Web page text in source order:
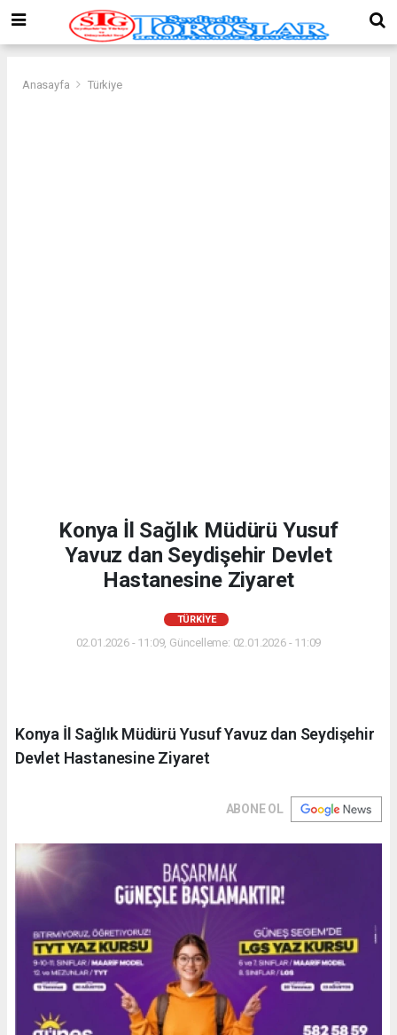
Anasayfa Türkiye
Konya İl Sağlık Müdürü Yusuf
Yavuz dan Seydişehir Devlet
Hastanesine Ziyaret
TÜRKIYE
02.01.2026 - 11:09, Güncelleme: 02.01.2026 - 11:09
Konya İl Sağlık Müdürü Yusuf Yavuz dan Seydişehir
Devlet Hastanesine Ziyaret
ABONE OL